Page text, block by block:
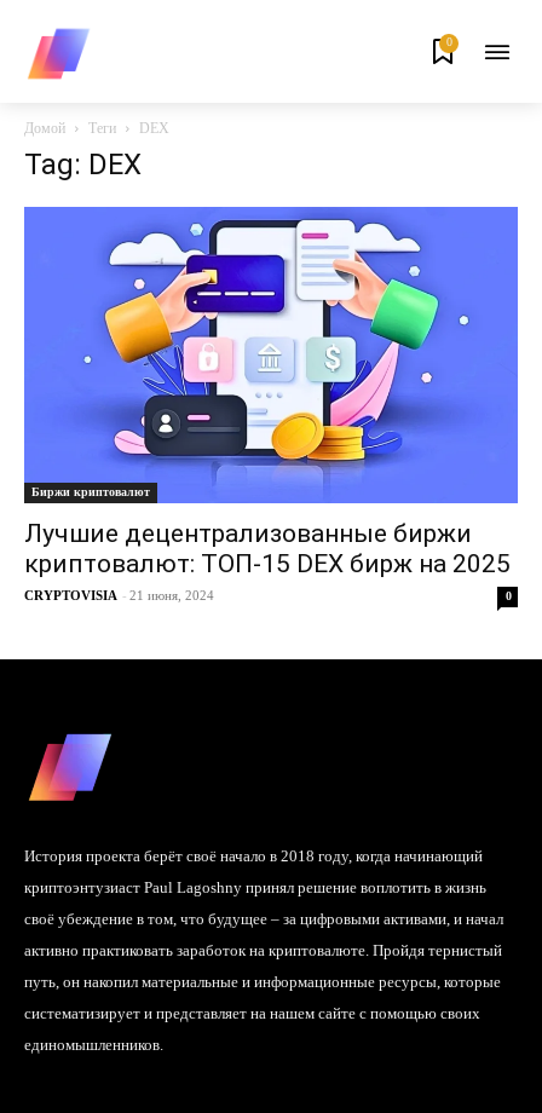
0
Домой Теги DEX
Tag: DEX
Биржи криптовалют
Лучшие децентрализованные биржи
криптовалют: ТОП-15 DEX бирж на 2025
CRYPTOVISIA - 21 июня, 2024 0
История проекта берёт своё начало в 2018 году, когда начинающий
криптоэнтузиаст Paul Lagoshny принял решение воплотить в жизнь
своё убеждение в том, что будущее – за цифровыми активами, и начал
активно практиковать заработок на криптовалюте. Пройдя тернистый
путь, он накопил материальные и информационные ресурсы, которые
систематизирует и представляет на нашем сайте с помощью своих
единомышленников.